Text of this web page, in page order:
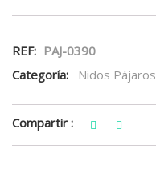
REF: PAJ-0390
Categoría:
Nidos Pájaros
Compartir :